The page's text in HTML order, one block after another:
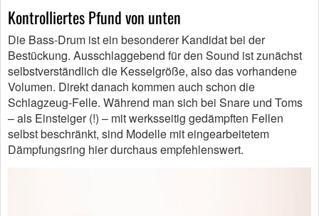
Kontrolliertes Pfund von unten
Die Bass-Drum ist ein besonderer Kandidat bei der
Bestückung. Ausschlaggebend für den Sound ist zunächst
selbstverständlich die Kesselgröße, also das vorhandene
Volumen. Direkt danach kommen auch schon die
Schlagzeug-Felle. Während man sich bei Snare und Toms
– als Einsteiger (!) – mit werksseitig gedämpften Fellen
selbst beschränkt, sind Modelle mit eingearbeitetem
Dämpfungsring hier durchaus empfehlenswert.